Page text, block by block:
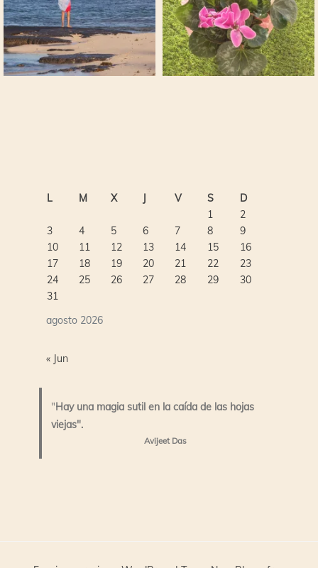
agosto 2026
L M X J V S
D
1
2
3
4 5 6 7 8
9
10
11 12 13 14 15
16
17
18 19 20 21 22
23
24
25 26 27 28 29
30
31
« Jun
"Hay una magia sutil en la caída de las hojas
viejas".
Avijeet Das